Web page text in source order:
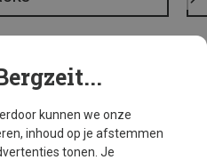
kunnen we onze
inhoud op je afstemmen
tonen. Je